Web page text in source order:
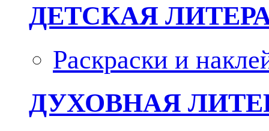
ДЕТСКАЯ
Раскраски и
ДУХОВНАЯ